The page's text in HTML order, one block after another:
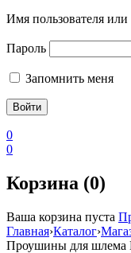
Имя пользователя или
Пароль
Запомнить меня
0
0
Корзина (0)
Ваша корзина пуста
Главная›Каталог›
Проушины для шлема